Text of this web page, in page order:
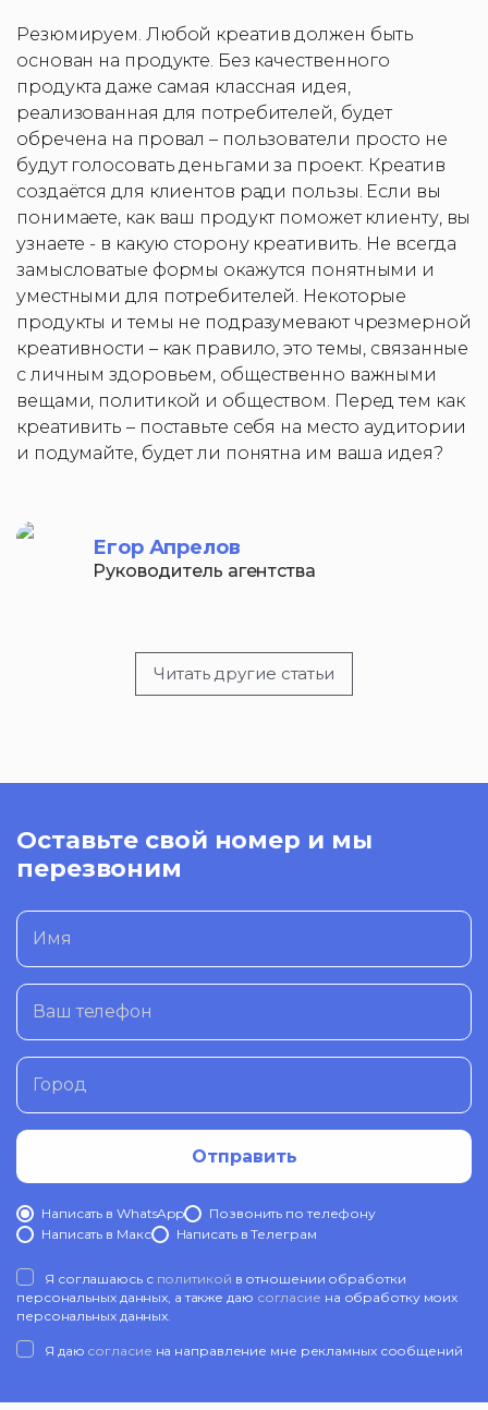
Резюмируем. Любой креатив должен быть
основан на продукте. Без качественного
продукта даже самая классная идея,
реализованная для потребителей, будет
обречена на провал – пользователи просто не
будут голосовать деньгами за проект. Креатив
создаётся для клиентов ради пользы. Если вы
понимаете, как ваш продукт поможет клиенту, вы
узнаете - в какую сторону креативить. Не всегда
замысловатые формы окажутся понятными и
уместными для потребителей. Некоторые
продукты и темы не подразумевают чрезмерной
креативности – как правило, это темы, связанные
с личным здоровьем, общественно важными
вещами, политикой и обществом. Перед тем как
креативить – поставьте себя на место аудитории
и подумайте, будет ли понятна им ваша идея?
Егор Апрелов
Руководитель агентства
Читать другие статьи
Оставьте свой номер и мы
перезвоним
Имя
Ваш телефон
Город
Отправить
Написать в WhatsApp
Позвонить по телефону
Написать в Mакс
Написать в Телеграм
Я соглашаюсь с политикой в отношении обработки
персональных данных, а также даю согласие на обработку моих
персональных данных.
Я даю согласие на направление мне рекламных сообщений